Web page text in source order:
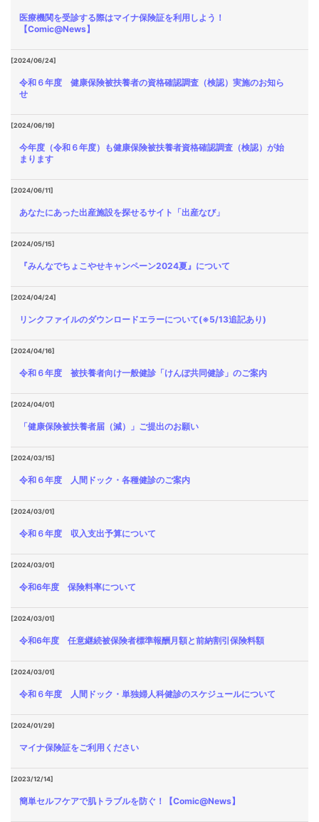
医療機関を受診する際はマイナ保険証を利用しよう！
【Comic@News】
[2024/06/24]
令和６年度 健康保険被扶養者の資格確認調査（検認）実施のお知ら
せ
[2024/06/19]
今年度（令和６年度）も健康保険被扶養者資格確認調査（検認）が始
まります
[2024/06/11]
あなたにあった出産施設を探せるサイト「出産なび」
[2024/05/15]
『みんなでちょこやせキャンペーン2024夏』について
[2024/04/24]
リンクファイルのダウンロードエラーについて(※5/13追記あり)
[2024/04/16]
令和６年度 被扶養者向け一般健診「けんぽ共同健診」のご案内
[2024/04/01]
「健康保険被扶養者届（減）」ご提出のお願い
[2024/03/15]
令和６年度 人間ドック・各種健診のご案内
[2024/03/01]
令和６年度 収入支出予算について
[2024/03/01]
令和6年度 保険料率について
[2024/03/01]
令和6年度 任意継続被保険者標準報酬月額と前納割引保険料額
[2024/03/01]
令和６年度 人間ドック・単独婦人科健診のスケジュールについて
[2024/01/29]
マイナ保険証をご利用ください
[2023/12/14]
簡単セルフケアで肌トラブルを防ぐ！【Comic@News】